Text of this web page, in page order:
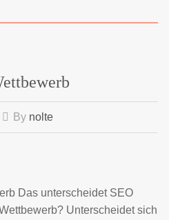
By nolte
Das unterscheidet SEO
Unterscheidet sich